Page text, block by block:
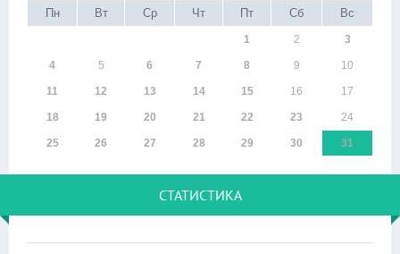
Пн
Вт Ср Чт Пт Сб Вс
1 2 3
4 5 6 7 8 9 10
11 12 13 14 15 16 17
18 19 20 21 22 23 24
25 26 27 28 29 30 31
СТАТИСТИКА